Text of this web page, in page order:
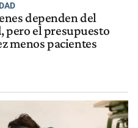
dependen del
pero el presupuesto
menos pacientes